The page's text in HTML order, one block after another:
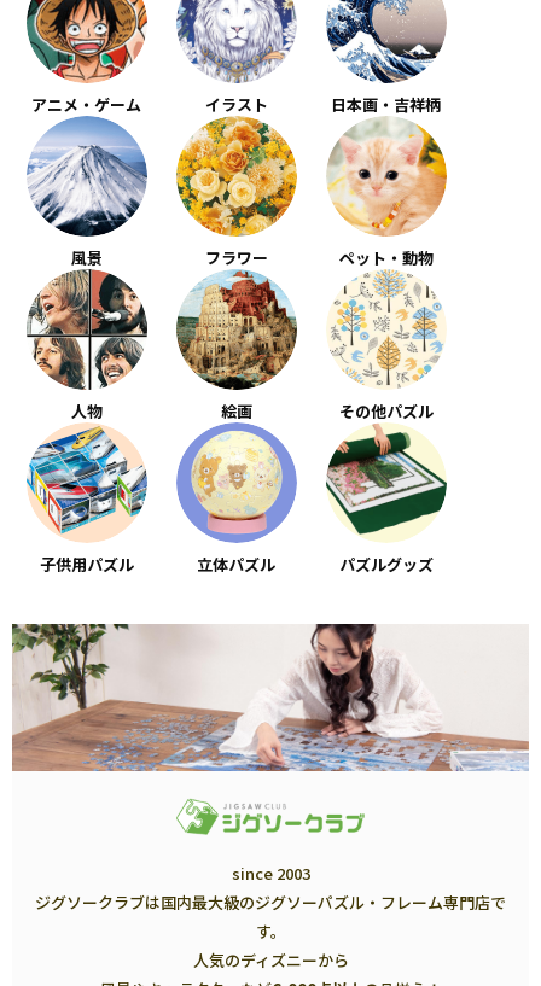
アニメ・ゲーム イラスト 日本画・吉祥柄
風景 フラワー ペット・動物
人物 絵画 その他パズル
子供用パズル 立体パズル パズルグッズ
since 2003
ジグソークラブは国内最大級のジグソーパズル・フレーム専門店で
す。
人気のディズニーから